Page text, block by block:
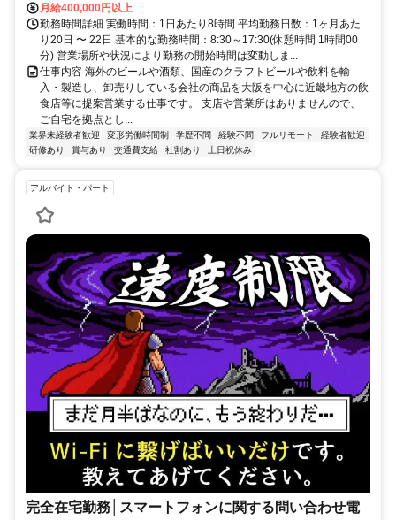
月給400,000円以上
勤務時間詳細 実働時間：1日あたり8時間 平均勤務日数：1ヶ月あた
り20日 〜 22日 基本的な勤務時間：8:30～17:30(休憩時間 1時間00
分) 営業場所や状況により勤務の開始時間は変動しま...
仕事内容 海外のビールや酒類、国産のクラフトビールや飲料を輸
入・製造し、卸売りしている会社の商品を大阪を中心に近畿地方の飲
食店等に提案営業する仕事です。 支店や営業所はありませんので、
ご自宅を拠点とし...
業界未経験者歓迎 変形労働時間制 学歴不問 経験不問 フルリモート
経験者歓迎
研修あり
賞与あり 交通費支給 社割あり 土日祝休み
アルバイト・パート
完全在宅勤務│スマートフォンに関する問い合わせ電